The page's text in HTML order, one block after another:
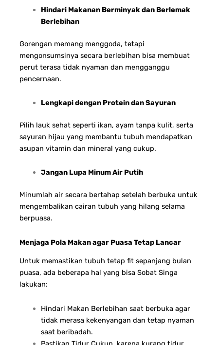
Hindari Makanan Berminyak dan Berlemak
Berlebihan
Gorengan memang menggoda, tetapi
mengonsumsinya secara berlebihan bisa membuat
perut terasa tidak nyaman dan mengganggu
pencernaan.
Lengkapi dengan Protein dan Sayuran
Pilih lauk sehat seperti ikan, ayam tanpa kulit, serta
sayuran hijau yang membantu tubuh mendapatkan
asupan vitamin dan mineral yang cukup.
Jangan Lupa Minum Air Putih
Minumlah air secara bertahap setelah berbuka untuk
mengembalikan cairan tubuh yang hilang selama
berpuasa.
Menjaga Pola Makan agar Puasa Tetap Lancar
Untuk memastikan tubuh tetap fit sepanjang bulan
puasa, ada beberapa hal yang bisa Sobat Singa
lakukan:
Hindari Makan Berlebihan saat berbuka agar
tidak merasa kekenyangan dan tetap nyaman
saat beribadah.